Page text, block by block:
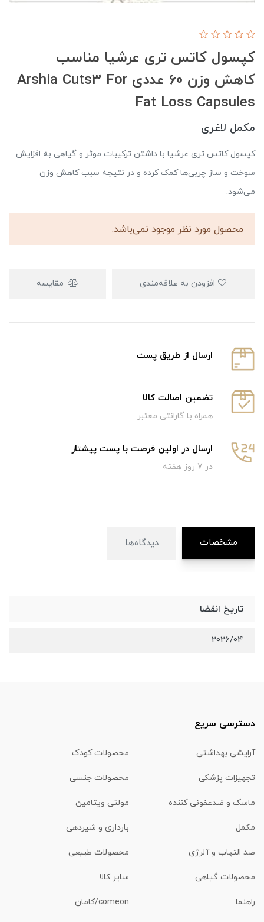
کپسول کاتس تری عرشیا مناسب
کاهش وزن 60 عددی Arshia Cuts3 For
Fat Loss Capsules
مکمل لاغری
کپسول کاتس تری عرشیا با داشتن ترکیبات موثر و گیاهی به افزایش
سوخت و ساز چربی‌ها کمک کرده و در نتیجه سبب کاهش وزن
می‌شود.
محصول مورد نظر موجود نمی‌باشد.
مقایسه
ارسال از طریق پست
تضمین اصالت کالا
همراه با گارانتی معتبر
ارسال در اولین فرصت با پست پیشتاز
در 7 روز هفته
مشخصات دیدگاه‌ها
تاریخ انقضا
2026/04
دسترسی سریع
آرایشی بهداشتی محصولات کودک
تجهیزات پزشکی محصولات جنسی
ماسک و ضدعفونی کننده مولتی ویتامین
مکمل بارداری و شیردهی
ضد التهاب و آلرژی محصولات طبیعی
محصولات گیاهی سایر کالا
راهنما comeon/کامان